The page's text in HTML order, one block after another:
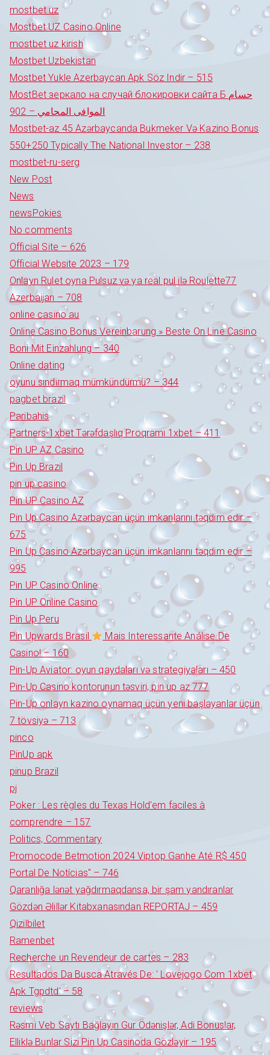
mostbet uz
Mostbet UZ Casino Online
mostbet uz kirish
Mostbet Uzbekistan
Mostbet Yukle Azerbaycan Apk Söz Indir – 515
MostBet зеркало на случай блокировки сайта Б حسام
الموافى المحامي – 902
Mostbet-az 45 Azərbaycanda Bukmeker Və Kazino Bonus
550+250 Typically The National Investor – 238
mostbet-ru-serg
New Post
News
newsPokies
No comments
Official Site – 626
Official Website 2023 – 179
Onlayn Rulet oyna Pulsuz və ya real pul ilə Roulette77
Azerbaijan – 708
online casino au
Online Casino Bonus Vereinbarung » Beste On Line Casino
Boni Mit Einzahlung – 340
Online dating
oyunu sındırmaq mümkündürmü? – 344
pagbet brazil
Paribahis
Partners-1xbet Tərəfdaşlıq Proqramı 1xbet – 411
Pin UP AZ Casino
Pin Up Brazil
pin up casino
Pin UP Casino AZ
Pin Up Casino Azərbaycan üçün imkanlarını təqdim edir –
675
Pin Up Casino Azərbaycan üçün imkanlarını təqdim edir –
995
Pin UP Casino Online
Pin UP Online Casino
Pin Up Peru
Pin Upwards Brasil
Mais Interessante Análise De
Casino! – 160
Pin-Up Aviator: oyun qaydaları və strategiyaları – 450
Pin-Up Casino kontorunun təsviri, pin up az 777
Pin-Up onlayn kazino oynamaq üçün yeni başlayanlar üçün
7 tövsiyə – 713
pinco
PinUp apk
pinup Brazil
pj
Poker : Les règles du Texas Hold'em faciles à
comprendre – 157
Politics, Commentary
Promocode Betmotion 2024 Viptop Ganhe Até R$ 450
Portal De Notícias" – 746
Qaranlığa lənət yağdırmaqdansa, bir şam yandıranlar
Gözdən Əlillər Kitabxanasından REPORTAJ – 459
Qizilbilet
Ramenbet
Recherche un Revendeur de cartes – 283
Resultados Da Busca Através De: ' Lovejogo Com 1xbet
Apk Tgpdtd' – 58
reviews
Rəsmi Veb Saytı Bağlayın️ Gur Ödənişlər, Adi Bonuslar,
Elliklə Bunlar Sizi Pin Up Casinoda Gözləyir – 195